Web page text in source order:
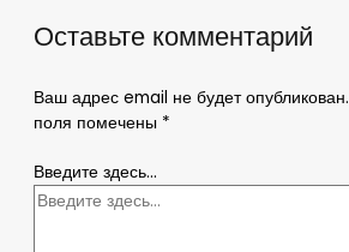
Оставьте комментарий
Ваш адрес email не будет опубликован.
поля помечены *
Введите здесь...